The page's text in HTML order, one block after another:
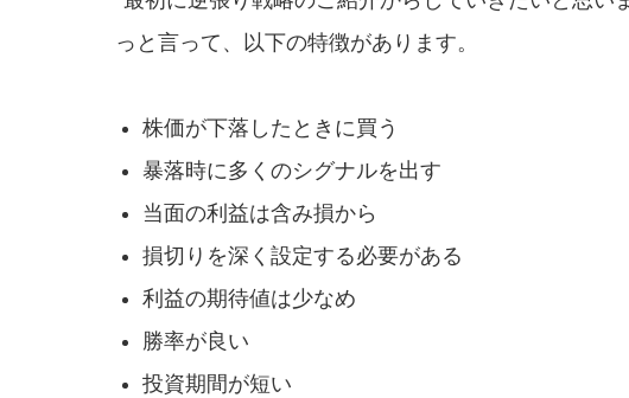
っと言って、以下の特徴があります。
株価が下落したときに買う
暴落時に多くのシグナルを出す
当面の利益は含み損から
損切りを深く設定する必要がある
利益の期待値は少なめ
勝率が良い
投資期間が短い